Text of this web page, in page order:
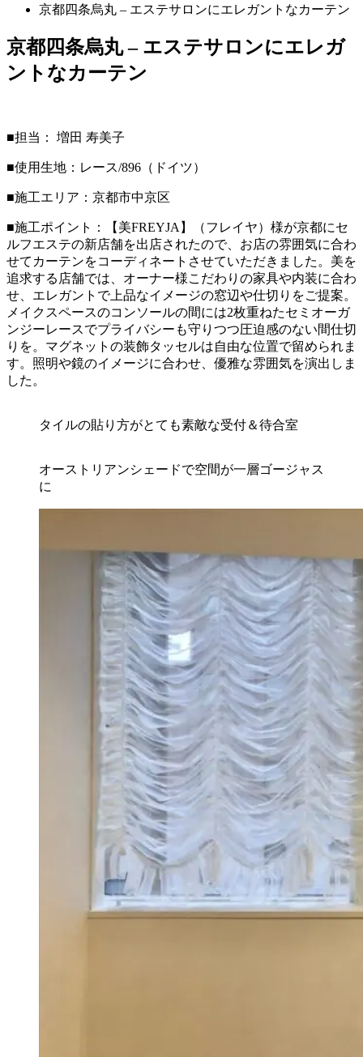
京都四条烏丸 – エステサロンにエレガントなカーテン
京都四条烏丸 – エステサロンにエレガ
ントなカーテン
■担当： 増田 寿美子
■使用生地：レース/896（ドイツ）
■施工エリア：京都市中京区
■施工ポイント：【美FREYJA】（フレイヤ）様が京都にセ
ルフエステの新店舗を出店されたので、お店の雰囲気に合わ
せてカーテンをコーディネートさせていただきました。美を
追求する店舗では、オーナー様こだわりの家具や内装に合わ
せ、エレガントで上品なイメージの窓辺や仕切りをご提案。
メイクスペースのコンソールの間には2枚重ねたセミオーガ
ンジーレースでプライバシーも守りつつ圧迫感のない間仕切
りを。マグネットの装飾タッセルは自由な位置で留められま
す。照明や鏡のイメージに合わせ、優雅な雰囲気を演出しま
した。
タイルの貼り方がとても素敵な受付＆待合室
オーストリアンシェードで空間が一層ゴージャス
に